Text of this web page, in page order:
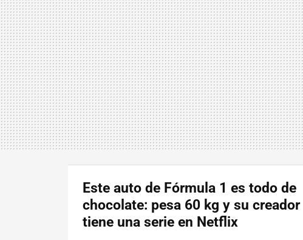
Este auto de Fórmula 1 es todo de
chocolate: pesa 60 kg y su creador
tiene una serie en Netflix